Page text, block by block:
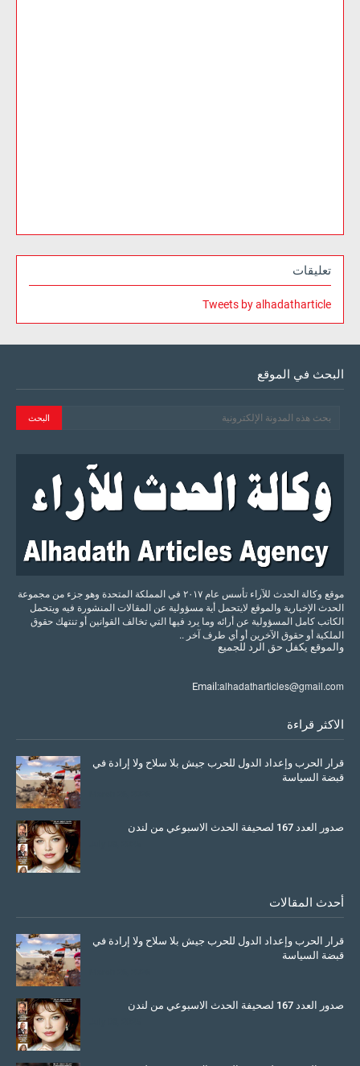
تعليقات
Tweets by alhadatharticle
البحث في الموقع
موقع وكالة الحدث للآراء تأسس عام ٢٠١٧ في المملكة المتحدة وهو جزء من مجموعة
الحدث الإخبارية والموقع لايتحمل أية مسؤولية عن المقالات المنشورة فيه ويتحمل
الكاتب كامل المسؤولية عن أرائه وما يرد فيها التي تخالف القوانين أو تنتهك حقوق
الملكية أو حقوق الآخرين أو أي طرف آخر ..
والموقع يكفل حق الرد للجميع
Email:alhadatharticles@gmail.com
الاكثر قراءة
قرار الحرب وإعداد الدول للحرب جيش بلا سلاح ولا إرادة في
قبضة السياسة
صدور العدد 167 لصحيفة الحدث الاسبوعي من لندن
أحدث المقالات
قرار الحرب وإعداد الدول للحرب جيش بلا سلاح ولا إرادة في
قبضة السياسة
صدور العدد 167 لصحيفة الحدث الاسبوعي من لندن